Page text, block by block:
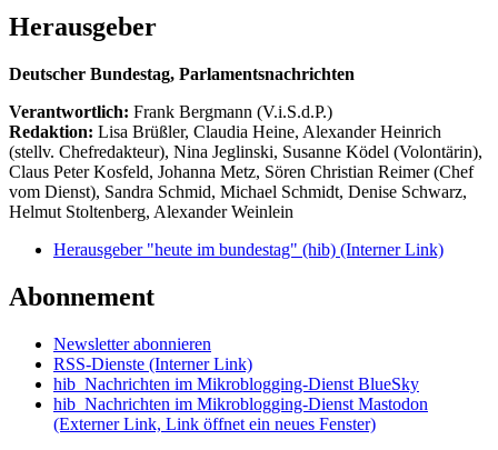
Herausgeber
Deutscher Bundestag, Parlamentsnachrichten
Verantwortlich: Frank Bergmann (V.i.S.d.P.)
Redaktion: Lisa Brüßler, Claudia Heine, Alexander Heinrich
(stellv. Chefredakteur), Nina Jeglinski, Susanne Ködel (Volontärin),
Claus Peter Kosfeld, Johanna Metz, Sören Christian Reimer (Chef
vom Dienst), Sandra Schmid, Michael Schmidt, Denise Schwarz,
Helmut Stoltenberg, Alexander Weinlein
Herausgeber "heute im bundestag" (hib) (Interner Link)
Abonnement
Newsletter abonnieren
RSS-Dienste (Interner Link)
hib_Nachrichten im Mikroblogging-Dienst BlueSky
hib_Nachrichten im Mikroblogging-Dienst Mastodon
(Externer Link, Link öffnet ein neues Fenster)